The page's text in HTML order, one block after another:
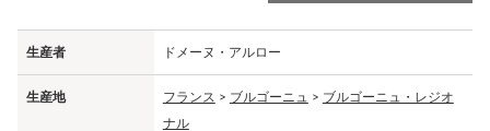
生産者 ドメーヌ・アルロー
生産地 フランス > ブルゴーニュ > ブルゴーニュ・レジオ
ナル